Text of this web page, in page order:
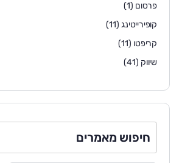
פרסום (1)
קופירייטינג(11)
קריפטו (11)
שיווק (41)
חיפוש מאמרים